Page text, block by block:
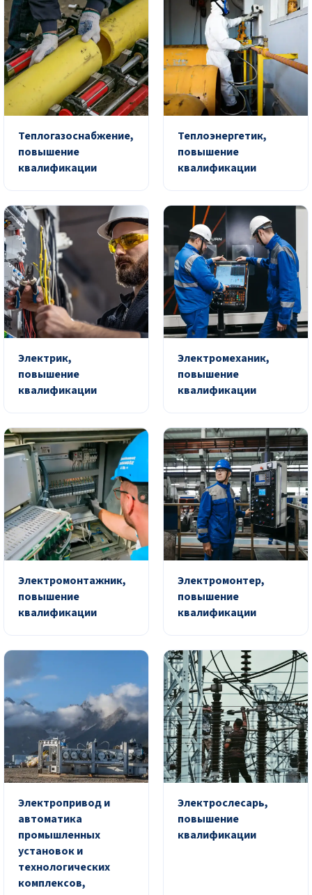
Теплогазоснабжение,
повышение
квалификации
Теплоэнергетик,
повышение
квалификации
Электрик,
повышение
квалификации
Электромеханик,
повышение
квалификации
Электромонтажник,
повышение
квалификации
Электромонтер,
повышение
квалификации
Электропривод и
автоматика
промышленных
установок и
технологических
комплексов,
Электрослесарь,
повышение
квалификации